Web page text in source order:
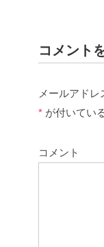
コメント
メールアドレ
* が付いてい
コメント